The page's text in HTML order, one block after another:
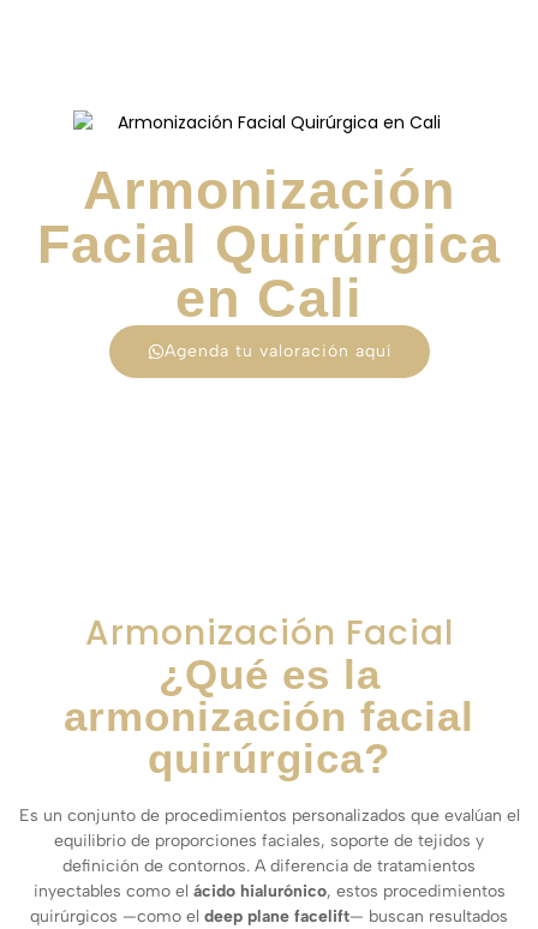
Armonización
Facial Quirúrgica
en Cali
Agenda tu valoración aquí
Armonización Facial
¿Qué es la
armonización facial
quirúrgica?
Es un conjunto de procedimientos personalizados que evalúan el
equilibrio de proporciones faciales, soporte de tejidos y
definición de contornos. A diferencia de tratamientos
inyectables como el ácido hialurónico, estos procedimientos
quirúrgicos —como el deep plane facelift— buscan resultados